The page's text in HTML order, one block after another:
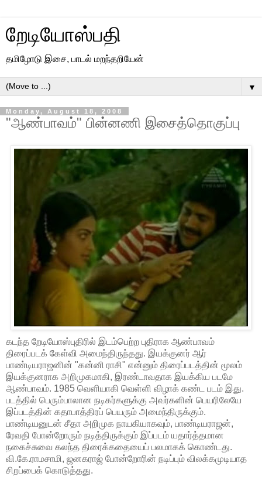
றேடியோஸ்பதி
தமிழோடு இசை, பாடல் மறந்தறியேன்
▼
Monday, August 18, 2008
"ஆண்பாவம்" பின்னணி இசைத்தொகுப்பு
கடந்த றேடியோஸ்புதிரில் இடம்பெற்ற புதிராக ஆண்பாவம்
திரைப்படக் கேள்வி அமைந்திருந்தது. இயக்குனர் ஆர்
பாண்டியராஜனின் "கன்னி ராசி" என்னும் திரைப்படத்தின் மூலம்
இயக்குனராக அறிமுகமாகி, இரண்டாவதாக இயக்கிய படமே
ஆண்பாவம். 1985 வெளியாகி வெள்ளி விழாக் கண்ட படம் இது.
படத்தில் பெரும்பாலான நடிகர்களுக்கு அவர்களின் பெயரிலேயே
இப்படத்தின் கதாபாத்திரப் பெயரும் அமைந்திருக்கும்.
பாண்டியனுடன் சீதா அறிமுக நாயகியாகவும், பாண்டியராஜன்,
ரேவதி போன்றோரும் நடித்திருக்கும் இப்படம் யதார்த்தமான
நகைச்சுவை கலந்த திரைக்கதையைப் பலமாகக் கொண்டது.
வி.கே.ராமசாமி, ஜனகராஜ் போன்றோரின் நடிப்பும் விலக்கமுடியாத
சிறப்பைக் கொடுத்தது.